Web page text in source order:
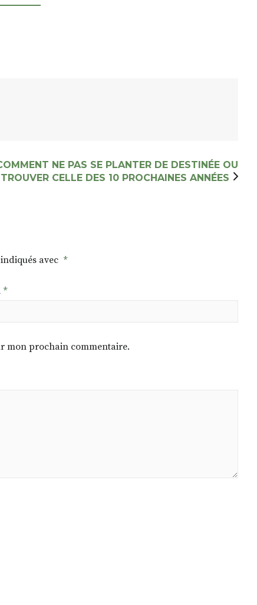
NE PAS SE PLANTER DE DESTINÉE OU
TROUVER CELLE DES 10 PROCHAINES ANNÉES
avec *
*
mon prochain commentaire.